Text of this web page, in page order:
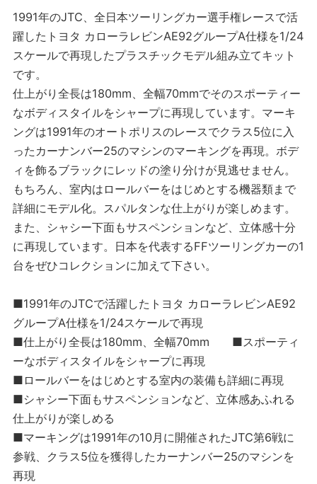
1991年のJTC、全日本ツーリングカー選手権レースで活
躍したトヨタ カローラレビンAE92グループA仕様を1/24
スケールで再現したプラスチックモデル組み立てキット
です。
仕上がり全長は180mm、全幅70mmでそのスポーティー
なボディスタイルをシャープに再現しています。マーキ
ングは1991年のオートポリスのレースでクラス5位に入
ったカーナンバー25のマシンのマーキングを再現。ボデ
ィを飾るブラックにレッドの塗り分けが見逃せません。
もちろん、室内はロールバーをはじめとする機器類まで
詳細にモデル化。スパルタンな仕上がりが楽しめます。
また、シャシー下面もサスペンションなど、立体感十分
に再現しています。日本を代表するFFツーリングカーの1
台をぜひコレクションに加えて下さい。
■1991年のJTCで活躍したトヨタ カローラレビンAE92
グループA仕様を1/24スケールで再現
■仕上がり全長は180mm、全幅70mm ■スポーティ
ーなボディスタイルをシャープに再現
■ロールバーをはじめとする室内の装備も詳細に再現
■シャシー下面もサスペンションなど、立体感あふれる
仕上がりが楽しめる
■マーキングは1991年の10月に開催されたJTC第6戦に
参戦、クラス5位を獲得したカーナンバー25のマシンを
再現